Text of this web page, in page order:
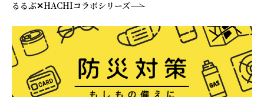
るるぶ✕HACHIコラボシリーズ